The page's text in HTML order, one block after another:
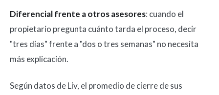
Diferencial frente a otros asesores: cuando el
propietario pregunta cuánto tarda el proceso, decir
"tres días" frente a "dos o tres semanas" no necesita
más explicación.
Según datos de Liv, el promedio de cierre de sus